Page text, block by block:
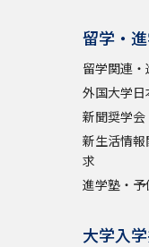
留学・
留学関連
外国大学
新聞奨学
新生活情
求
進学塾・
大学入